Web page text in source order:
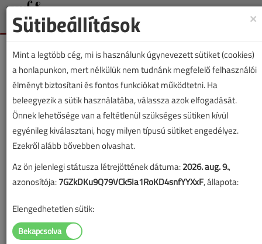
Lapszám:
TARTALOM
Épületgépészet III.
épületvillamosság
2002/9. lapszám
Keszthelyi István
×
Sütibeállítások
Mint a legtöbb cég, mi is használunk úgynevezett sütiket (cookies)
a honlapunkon, mert nélkülük nem tudnánk megfelelő felhasználói
élményt biztosítani és fontos funkciókat működtetni. Ha
beleegyezik a sütik használatába, válassza azok elfogadását.
Önnek lehetősége van a feltétlenül szükséges sütiken kívül
egyénileg kiválasztani, hogy milyen típusú sütiket engedélyez.
Ezekről alább bővebben olvashat.
Az ön jelenlegi státusza létrejöttének dátuma:2026. aug. 9.,
azonosítója:7GZkDKu9Q79VCk5Ia1RoKD4snfYYXxF, állapota:
Elengedhetetlen sütik: